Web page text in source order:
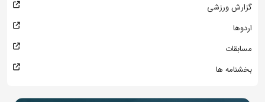
گزارش ورزشی
اردوها
مسابقات
بخشنامه ها